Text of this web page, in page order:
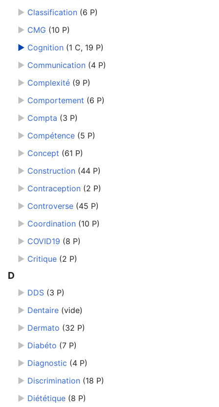
► Classification (6 P)
► CMG (10 P)
► Cognition (1 C, 19 P)
► Communication (4 P)
► Complexité (9 P)
► Comportement (6 P)
► Compta (3 P)
► Compétence (5 P)
► Concept (61 P)
► Construction (44 P)
► Contraception (2 P)
► Controverse (45 P)
► Coordination (10 P)
► COVID19 (8 P)
► Critique (2 P)
D
► DDS (3 P)
► Dentaire (vide)
► Dermato (32 P)
► Diabéto (7 P)
► Diagnostic (4 P)
► Discrimination (18 P)
► Diététique (8 P)